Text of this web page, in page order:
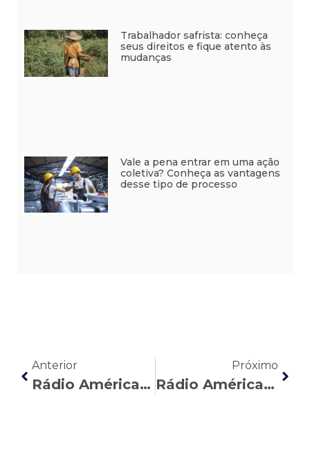
Trabalhador safrista: conheça
seus direitos e fique atento às
mudanças
Vale a pena entrar em uma ação
coletiva? Conheça as vantagens
desse tipo de processo
Anterior
Rádio América: Humberto Marcial reforça a importância do Abril Verde para a segurança do trabalho
Próximo
Rádio América: Humberto Marcial comenta a mobilização popular pelo fim da jornada 6 x 1